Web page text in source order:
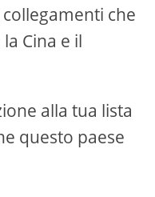
che
Cina e il
alla tua lista
questo paese